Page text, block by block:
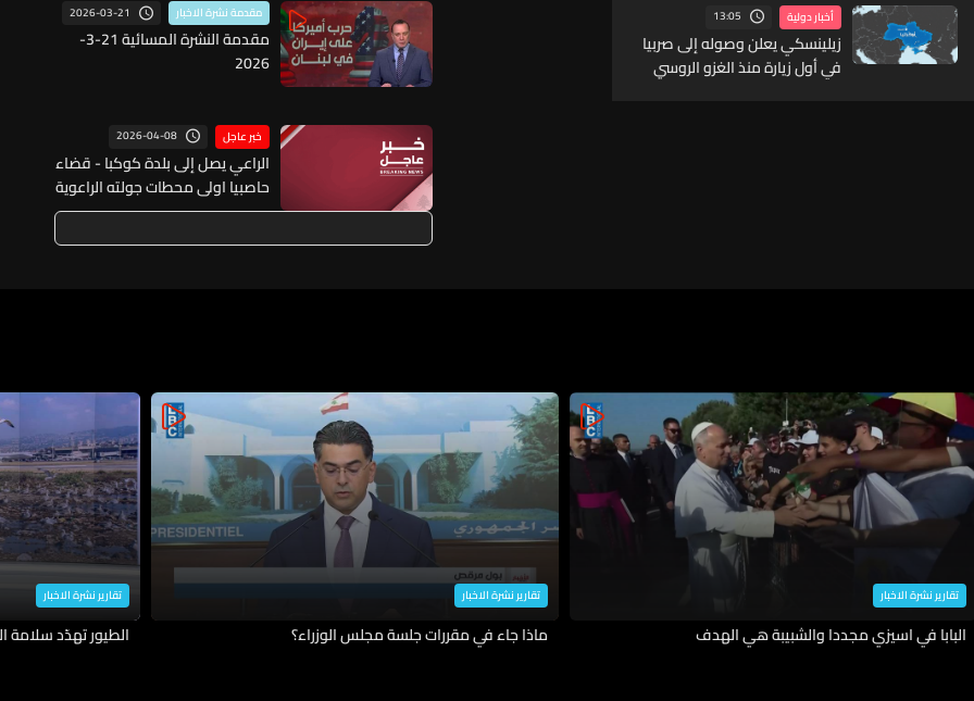
أخبار دولية 13:05
زيلينسكي يعلن وصوله إلى صربيا
في أول زيارة منذ الغزو الروسي
مقدمة نشرة الاخبار 2026-03-21
مقدمة النشرة المسائية 21-3-
2026
خبر عاجل 2026-04-08
الراعي يصل إلى بلدة كوكبا - قضاء
حاصبيا اولى محطات جولته الراعوية
تقارير نشرة الاخبار
البابا في اسيزي مجددا والشبيبة هي الهدف
تقارير نشرة الاخبار
ماذا جاء في مقررات جلسة مجلس الوزراء؟
تقارير نشرة الاخبار
الطيور تهدّد سلامة